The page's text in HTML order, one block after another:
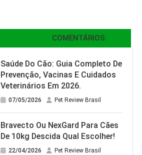
COMENTÁRIOS:
Saúde Do Cão: Guia Completo De
Prevenção, Vacinas E Cuidados
Veterinários Em 2026.
07/05/2026 Pet Review Brasil
Bravecto Ou NexGard Para Cães
De 10kg Descida Qual Escolher!
22/04/2026 Pet Review Brasil